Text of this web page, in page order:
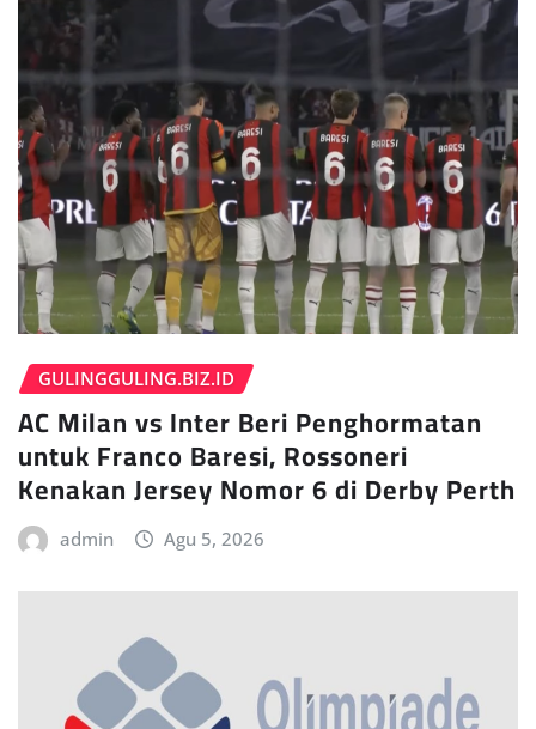
GULINGGULING.BIZ.ID
AC Milan vs Inter Beri Penghormatan
untuk Franco Baresi, Rossoneri
Kenakan Jersey Nomor 6 di Derby Perth
admin Agu 5, 2026